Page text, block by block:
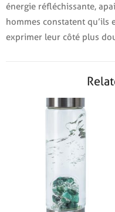
énergie réfléchissante,
hommes constatent qu’ils
exprimer leur côté plus